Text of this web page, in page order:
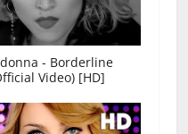
- Borderline
Video) [HD]